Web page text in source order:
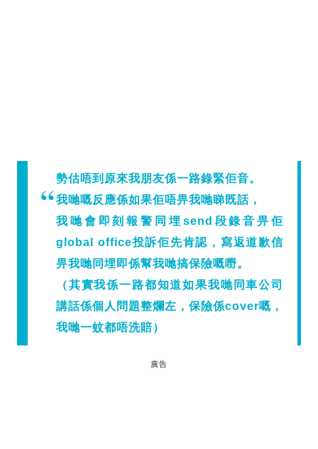
勢估唔到原來我朋友係一路錄緊佢音。
我哋嘅反應係如果佢唔畀我哋睇既話，
我哋會即刻報警同埋send段錄音畀佢
global office投訴佢先肯認，寫返道歉信
畀我哋同埋即係幫我哋搞保險嘅嘢。
（其實我係一路都知道如果我哋同車公司
講話係個人問題整爛左，保險係cover嘅，
我哋一蚊都唔洗賠）
廣告